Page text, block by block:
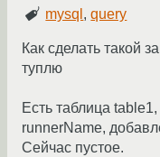
mysql ,query
Как сделать такой
туплю
Есть таблица
runnerName,
Сейчас пустое.